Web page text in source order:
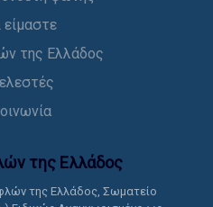
είμαστε
της Ελλάδος
της Ελλάδoς
της Ελλάδος, Σωματείο